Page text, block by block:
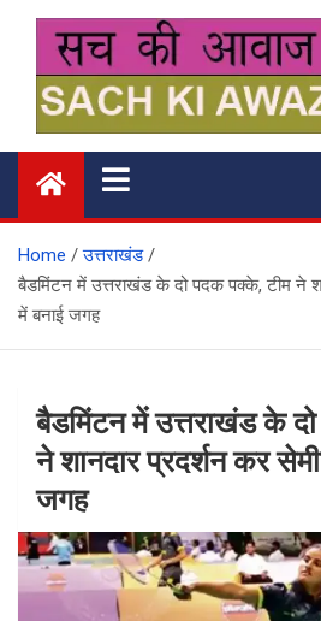
content
सच की आवाज
Home
उत्तराखंड
बैडमिंटन में उत्तराखंड के दो पदक पक्के, टीम ने
में बनाई जगह
बैडमिंटन में उत्तराखंड के
ने शानदार प्रदर्शन कर
जगह